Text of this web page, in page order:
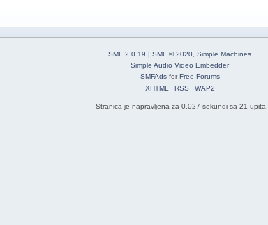
SMF 2.0.19 SMF © 2020, Simple Machines
Simple Audio Video Embedder
SMFAdsfor Free Forums
XHTML
RSS WAP2
Stranica je napravljena za 0.027 sekundi sa 21 upita.